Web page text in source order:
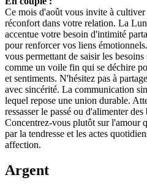
Ce mois d'août vous invite à
réconfort dans votre relation. La
accentue votre besoin d'intimité
pour renforcer vos liens
vous permettant de saisir les
comme un voile fin qui se déchire
et sentiments. N'hésitez pas à
avec sincérité. La communication
lequel repose une union durable.
ressasser le passé ou d'alimenter
Concentrez-vous plutôt sur l'amour
par la tendresse et les actes
affection.
Argent